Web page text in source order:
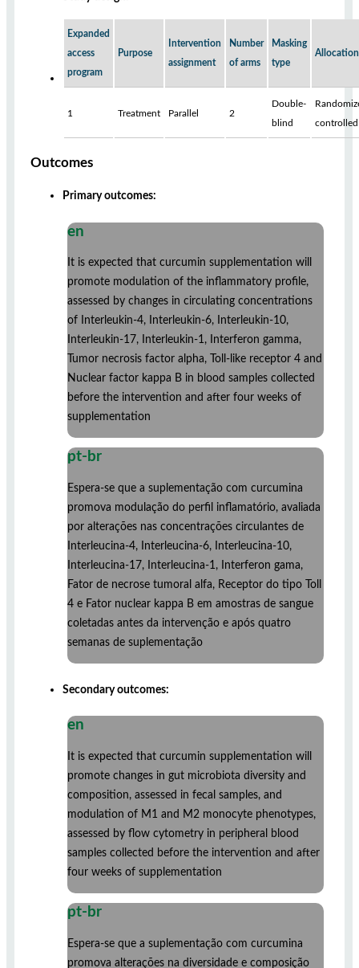
Expanded
access
program
Purpose
Intervention
assignment
Number
of arms
Masking
type
Allocation
1 Treatment Parallel 2
Double-
blind
controlled
Outcomes
Primary outcomes:
en
It is expected that curcumin supplementation will
promote modulation of the inflammatory profile,
assessed by changes in circulating concentrations
of Interleukin-4, Interleukin-6, Interleukin-10,
Interleukin-17, Interleukin-1, Interferon gamma,
Tumor necrosis factor alpha, Toll-like receptor 4 and
Nuclear factor kappa B in blood samples collected
before the intervention and after four weeks of
supplementation
pt-br
Espera-se que a suplementação com curcumina
promova modulação do perfil inflamatório, avaliada
por alterações nas concentrações circulantes de
Interleucina-4, Interleucina-6, Interleucina-10,
Interleucina-17, Interleucina-1, Interferon gama,
Fator de necrose tumoral alfa, Receptor do tipo Toll
4 e Fator nuclear kappa B em amostras de sangue
coletadas antes da intervenção e após quatro
semanas de suplementação
Secondary outcomes:
en
It is expected that curcumin supplementation will
promote changes in gut microbiota diversity and
composition, assessed in fecal samples, and
modulation of M1 and M2 monocyte phenotypes,
assessed by flow cytometry in peripheral blood
samples collected before the intervention and after
four weeks of supplementation
pt-br
Espera-se que a suplementação com curcumina
promova alterações na diversidade e composição